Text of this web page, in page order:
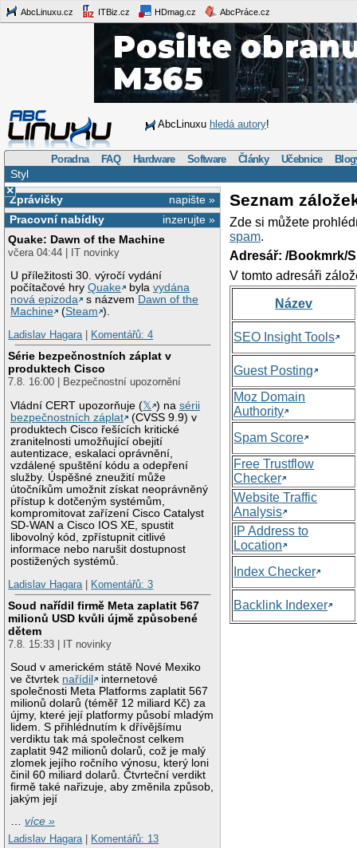
AbcLinuxu.cz ITBiz.cz HDmag.cz AbcPráce.cz
AbcLinuxu hledá autory!
Poradna FAQ Hardware Software Články Učebnice
Styl
×
napište »
Zprávičky
inzerujte »
Pracovní nabídky
Quake: Dawn of the Machine
včera 04:44 | IT novinky
U příležitosti 30. výročí vydání
počítačové hryQuake bylavydána
nová epizoda
s názvem Dawn of the
Machine
(Steam ).
Ladislav Hagara| Komentářů: 4
Série bezpečnostních záplat v
produktech Cisco
7.8. 16:00 | Bezpečnostní upozornění
Vládní CERT upozorňuje (𝕏 ) nasérii
bezpečnostních záplat
(CVSS 9.9) v
produktech Cisco řešících kritické
zranitelnosti umožňující obejití
autentizace, eskalaci oprávnění,
vzdálené spuštění kódu a odepření
služby. Úspěšné zneužití může
útočníkům umožnit získat neoprávněný
přístup k dotčeným systémům,
kompromitovat zařízení Cisco Catalyst
SD-WAN a Cisco IOS XE, spustit
libovolný kód, zpřístupnit citlivé
informace nebo narušit dostupnost
postižených systémů.
Ladislav Hagara| Komentářů: 3
Soud nařídil firmě Meta zaplatit 567
milionů USD kvůli újmě způsobené
dětem
7.8. 15:33 | IT novinky
Soud v americkém státě Nové Mexiko
ve čtvrtek nařídil
internetové
společnosti Meta Platforms zaplatit 567
milionů dolarů (téměř 12 miliard Kč) za
újmy, které její platformy působí mladým
lidem. S přihlédnutím k dřívějšímu
verdiktu tak má společnost celkem
zaplatit 942 milionů dolarů, což je malý
zlomek jejího ročního výnosu, který loni
činil 60 miliard dolarů. Čtvrteční verdikt
firmě také nařizuje, aby změnila způsob,
jakým její
…více »
Ladislav Hagara
Komentářů: 13
Seznam
Zde si můžete
spam.
Adresář: /Bookmrk/
V tomto adresáři
Název
SEO Insight Tools
Guest Posting
Moz Domain
Authority
Spam Score
Free Trustflow
Checker
Website Traffic
Analysis
IP Address to
Location
Index Checker
Backlink Indexer